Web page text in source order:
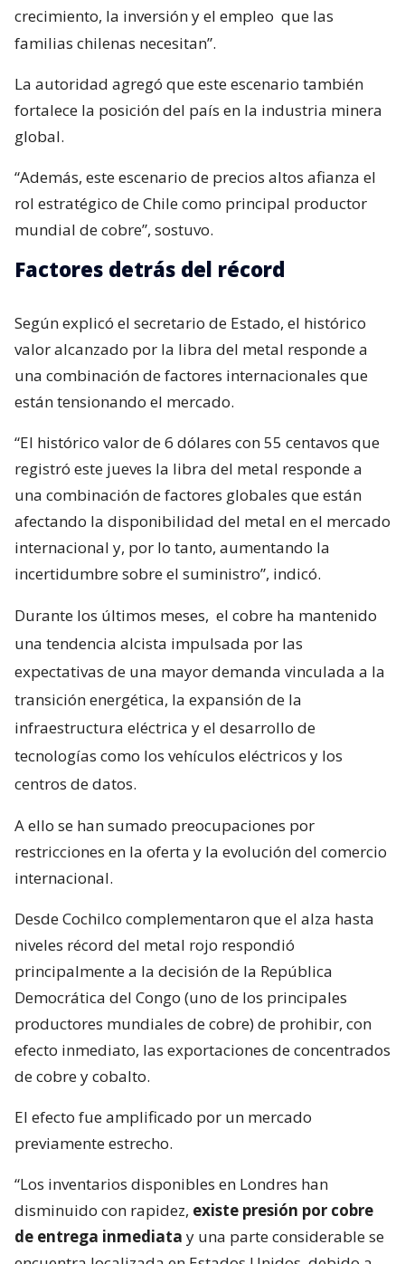
crecimiento, la inversión y el empleo que las
familias chilenas necesitan”.
La autoridad agregó que este escenario también
fortalece la posición del país en la industria minera
global.
“Además, este escenario de precios altos afianza el
rol estratégico de Chile como principal productor
mundial de cobre”, sostuvo.
Factores detrás del récord
Según explicó el secretario de Estado, el histórico
valor alcanzado por la libra del metal responde a
una combinación de factores internacionales que
están tensionando el mercado.
“El histórico valor de 6 dólares con 55 centavos que
registró este jueves la libra del metal responde a
una combinación de factores globales que están
afectando la disponibilidad del metal en el mercado
internacional y, por lo tanto, aumentando la
incertidumbre sobre el suministro”, indicó.
Durante los últimos meses, el cobre ha mantenido
una tendencia alcista impulsada por las
expectativas de una mayor demanda vinculada a la
transición energética, la expansión de la
infraestructura eléctrica y el desarrollo de
tecnologías como los vehículos eléctricos y los
centros de datos.
A ello se han sumado preocupaciones por
restricciones en la oferta y la evolución del comercio
internacional.
Desde Cochilco complementaron que el alza hasta
niveles récord del metal rojo respondió
principalmente a la decisión de la República
Democrática del Congo (uno de los principales
productores mundiales de cobre) de prohibir, con
efecto inmediato, las exportaciones de concentrados
de cobre y cobalto.
El efecto fue amplificado por un mercado
previamente estrecho.
“Los inventarios disponibles en Londres han
disminuido con rapidez, existe presión por cobre
de entrega inmediata y una parte considerable se